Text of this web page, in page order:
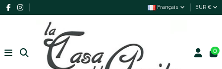
Français EUR €
0